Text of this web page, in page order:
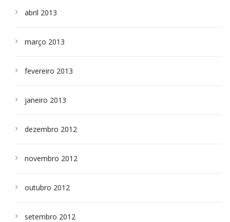
abril 2013
março 2013
fevereiro 2013
janeiro 2013
dezembro 2012
novembro 2012
outubro 2012
setembro 2012